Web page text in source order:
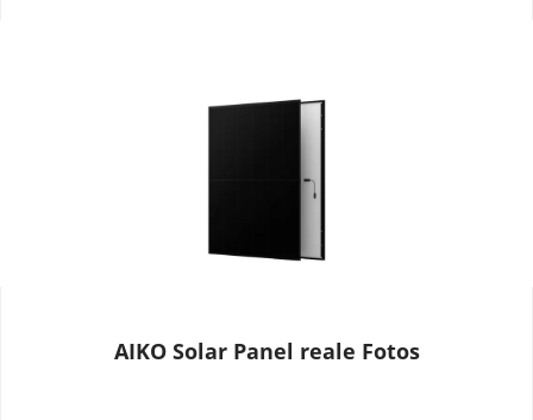
AIKO Solar Panel reale Fotos